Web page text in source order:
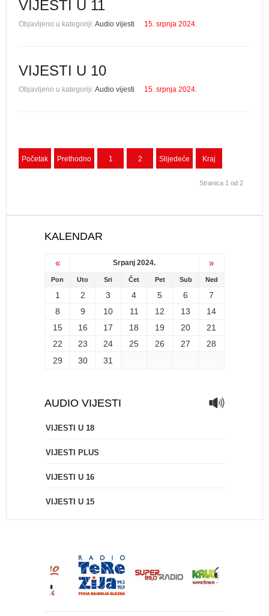
VIJESTI U 11
Objavljeno u kategoriji:Audio vijesti 15. srpnja 2024.
VIJESTI U 10
Objavljeno u kategoriji:Audio vijesti 15. srpnja 2024.
Početak Prethodno 1 2 Slijedeće Kraj
Stranica 1 od 2
KALENDAR
« Srpanj 2024. »
Pon Uto Sri Čet Pet Sub Ned
1 2 3 4 5 6
7
8
9 10 11 12 13
14
15
16 17 18 19 20
21
22
23 24 25 26 27
28
29
30 31
AUDIO VIJESTI
VIJESTI U 18
VIJESTI PLUS
VIJESTI U 16
VIJESTI U 15